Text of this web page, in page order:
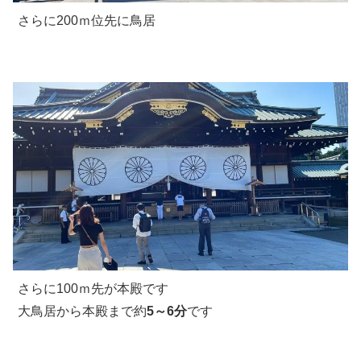
さらに200ｍ位先に鳥居
さらに100ｍ先が本殿です
大鳥居から本殿まで約5～6分です